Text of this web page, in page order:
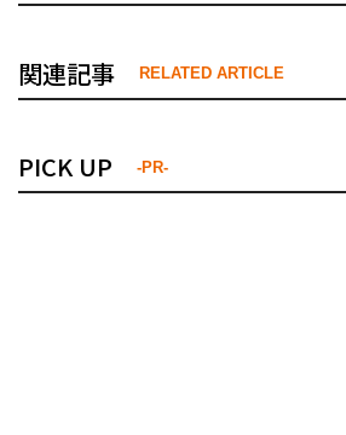
関連記事 RELATED ARTICLE
PICK UP -PR-